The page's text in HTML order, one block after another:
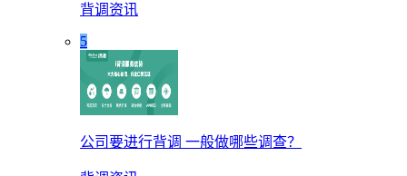
背调资讯
5
公司要进行背调 一般做哪些调查？